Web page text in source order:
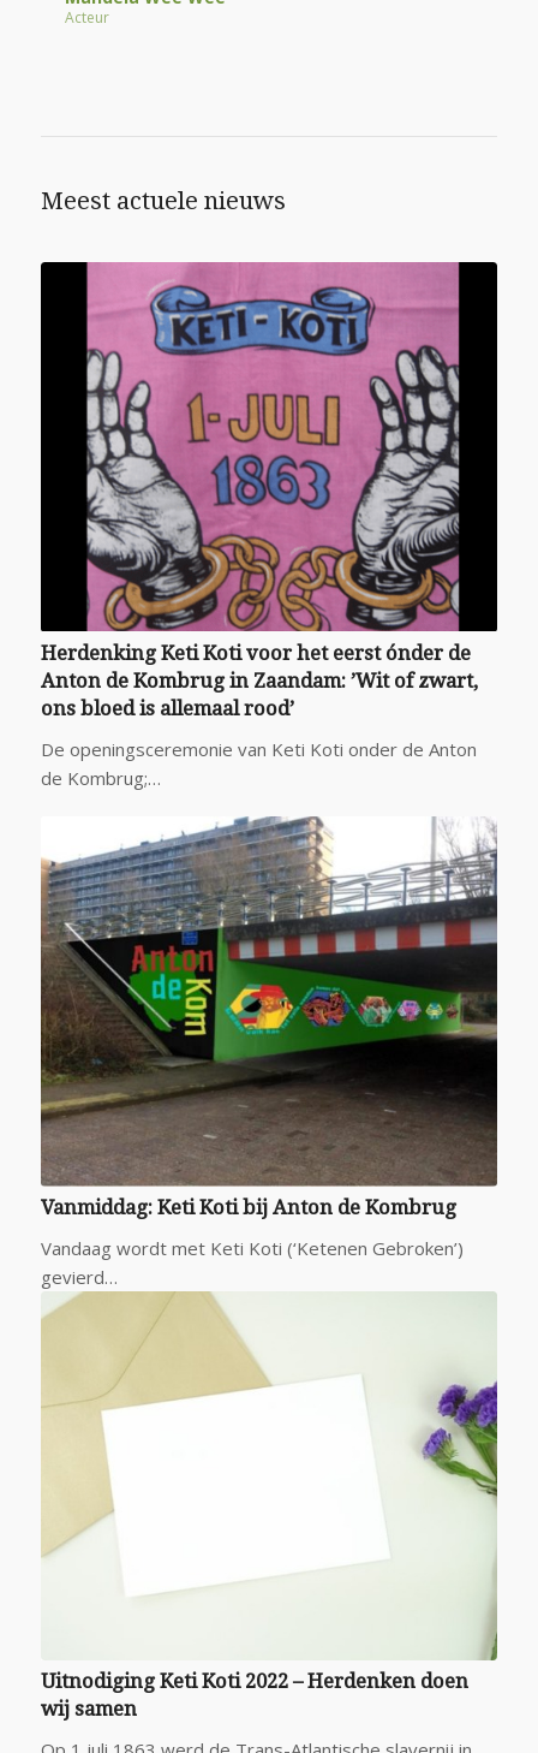
Acteur
Meest actuele nieuws
Herdenking Keti Koti voor het eerst ónder de
Anton de Kombrug in Zaandam: ’Wit of zwart,
ons bloed is allemaal rood’
De openingsceremonie van Keti Koti onder de Anton
de Kombrug;…
Vanmiddag: Keti Koti bij Anton de Kombrug
Vandaag wordt met Keti Koti (‘Ketenen Gebroken’)
gevierd…
Uitnodiging Keti Koti 2022 – Herdenken doen
wij samen